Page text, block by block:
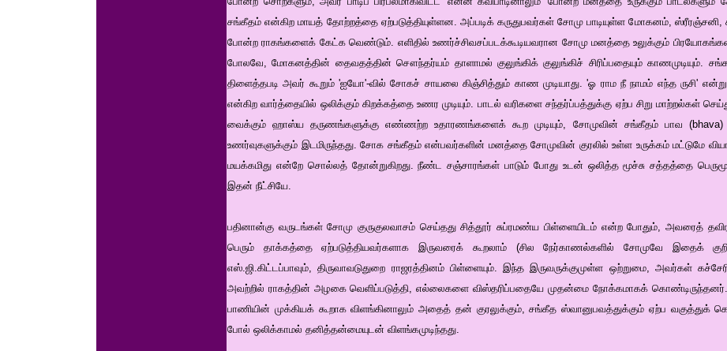
சங்கீதம் என்கிற மாயத் தோற்றத்தை ஏற்படுத்தியுள்ளன. அப்படிக் கருதுபவர்கள் சோமு பாடியுள்ள மோகனம்,
போன்ற ராகங்களைக் கேட்க வெண்டும். எளிதில் உணர்ச்சிவசப்படக்கூடியவரான சோமு மனத்தை உலுக்கும்
போலவே, மோகனத்தின் தைவதத்தின் சௌந்தர்யம் தாளாமல் குலுங்கிக் குலுங்கிச் சிரிப்பதையும் காணமுடியும்.
திளைத்தபடி அவர் கூறும் 'ஐயோ'-வில் சோகச் சாயலை கிஞ்சித்தும் காண முடியாது. 'ஓ ராம நீ நாமம் எந்த ருசி' என்று
என்கிற வார்த்தையில் ஒலிக்கும் கிறக்கத்தை உணர முடியும். பாடல் வரிகளை சந்தர்ப்பத்துக்கு ஏற்ப சிறு மாற்றல்கள் செய்து
வைக்கும் ஹாஸ்ய தருணங்களுக்கு எண்ணற்ற உதாரணங்களைக் கூற முடியும், சோமுவின் சங்கீதம் பாவ
உணர்வுகளுக்கும் இடமிருந்தது. சோக சங்கீதம் என்பவர்களின் மனத்தை சோமுவின் குரலில் உள்ள உருக்கம் மட்டுமே
மயக்கமிது என்றே சொல்லத் தோன்றுகிறது. நீண்ட சஞ்சாரங்கள் பாடும் போது உடன் ஒலித்த மூச்சு சத்தத்தை
இதன் நீட்சியே.
பதினான்கு வருடங்கள் சோமு குருகுலவாசம் செய்தது சித்தூர் சுப்ரமண்ய பிள்ளையிடம் என்ற போதும், அவரைத்
பெரும் தாக்கத்தை ஏற்படுத்தியவர்களாக இருவரைக் கூறலாம் (சில நேர்காணல்களில் சோமுவே இதைக்
எஸ்.ஜி.கிட்டப்பாவும், திருவாவடுதுறை ராஜரத்தினம் பிள்ளையும். இந்த இருவருக்குமுள்ள ஒற்றுமை, அவர்கள்
அவற்றில் ராகத்தின் அழகை வெளிப்படுத்தி, எல்லைகளை விஸ்தரிப்பதையே முதன்மை நோக்கமாகக்
பாணியின் முக்கியக் கூறாக விளங்கினாலும் அதைத் தன் குரலுக்கும், சங்கீத ஸ்வானுபவத்துக்கும் ஏற்ப வகுத்துக்
போல் ஒலிக்காமல் தனித்தன்மையுடன் விளங்கமுடிந்தது.